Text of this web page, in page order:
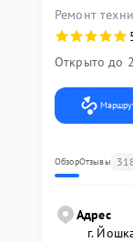
Ремонт
Открыто до
ОбзорОтзывы
Адрес
г.